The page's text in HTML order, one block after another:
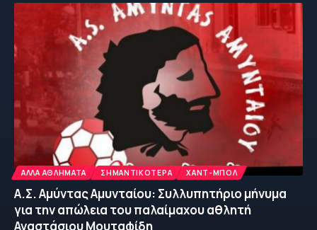
ΆΛΛΑ ΑΘΛΉΜΑΤΑ ΣΗΜΑΝΤΙΚΌΤΕΡΑ ΧΑΝΤ-ΜΠΟΛ
Α.Σ. Αμύντας Αμυνταίου: Συλλυπητήριο μήνυμα
για την απώλεια του παλαίμαχου αθλητή
Αναστάσιου Μουταφίδη